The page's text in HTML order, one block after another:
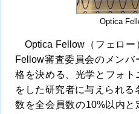
Optica
Optica Fellow（フェロ
Fellow審査委員会のメン
格を決める、光学とフォ
をした研究者に与えられ
数を全会員数の10%以内